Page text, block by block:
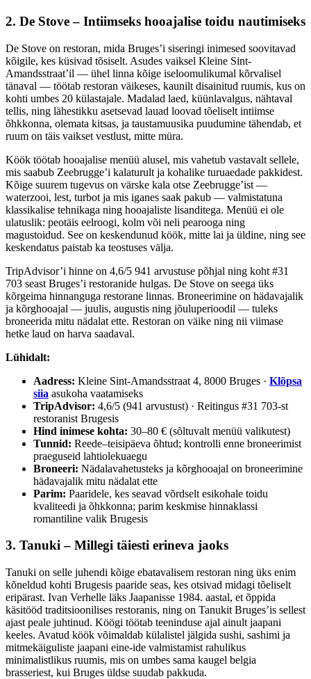
2. De Stove – Intiimseks hooajalise toidu nautimiseks
De Stove on restoran, mida Bruges’i siseringi inimesed soovitavad
kõigile, kes küsivad tõsiselt. Asudes vaiksel Kleine Sint-
Amandsstraat’il — ühel linna kõige iseloomulikumal kõrvalisel
tänaval — töötab restoran väikeses, kaunilt disainitud ruumis, kus on
kohti umbes 20 külastajale. Madalad laed, küünlavalgus, nähtaval
tellis, ning lähestikku asetsevad lauad loovad tõeliselt intiimse
õhkkonna, olemata kitsas, ja taustamuusika puudumine tähendab, et
ruum on täis vaikset vestlust, mitte müra.
Köök töötab hooajalise menüü alusel, mis vahetub vastavalt sellele,
mis saabub Zeebrugge’i kalaturult ja kohalike turuaedade pakkidest.
Kõige suurem tugevus on värske kala otse Zeebrugge’ist —
waterzooi, lest, turbot ja mis iganes saak pakub — valmistatuna
klassikalise tehnikaga ning hooajaliste lisanditega. Menüü ei ole
ulatuslik: peotäis eelroogi, kolm või neli pearooga ning
magustoidud. See on keskendunud köök, mitte lai ja üldine, ning see
keskendatus paistab ka teostuses välja.
TripAdvisor’i hinne on 4,6/5 941 arvustuse põhjal ning koht #31
703 seast Bruges’i restoranide hulgas. De Stove on seega üks
kõrgeima hinnanguga restorane linnas. Broneerimine on hädavajalik
ja kõrghooajal — juulis, augustis ning jõuluperioodil — tuleks
broneerida mitu nädalat ette. Restoran on väike ning nii viimase
hetke laud on harva saadaval.
Lühidalt:
Aadress: Kleine Sint-Amandsstraat 4, 8000 Bruges · Klõpsa
siia asukoha vaatamiseks
TripAdvisor: 4,6/5 (941 arvustust) · Reitingus #31 703-st
restoranist Brugesis
Hind inimese kohta: 30–80 € (sõltuvalt menüü valikutest)
Tunnid: Reede–teisipäeva õhtud; kontrolli enne broneerimist
praeguseid lahtiolekuaegu
Broneeri: Nädalavahetusteks ja kõrghooajal on broneerimine
hädavajalik mitu nädalat ette
Parim: Paaridele, kes seavad võrdselt esikohale toidu
kvaliteedi ja õhkkonna; parim keskmise hinnaklassi
romantiline valik Brugesis
3. Tanuki – Millegi täiesti erineva jaoks
Tanuki on selle juhendi kõige ebatavalisem restoran ning üks enim
kõneldud kohti Brugesis paaride seas, kes otsivad midagi tõeliselt
eripärast. Ivan Verhelle läks Jaapanisse 1984. aastal, et õppida
käsitööd traditsioonilises restoranis, ning on Tanukit Bruges’is sellest
ajast peale juhtinud. Köögi töötab teeninduse ajal ainult jaapani
keeles. Avatud köök võimaldab külalistel jälgida sushi, sashimi ja
mitmekäiguliste jaapani eine-ide valmistamist rahulikus
minimalistlikus ruumis, mis on umbes sama kaugel belgia
brasseriest, kui Bruges üldse suudab pakkuda.